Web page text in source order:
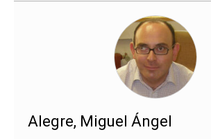
Alegre, Miguel Ángel